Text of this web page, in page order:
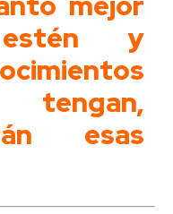
estén y
esas